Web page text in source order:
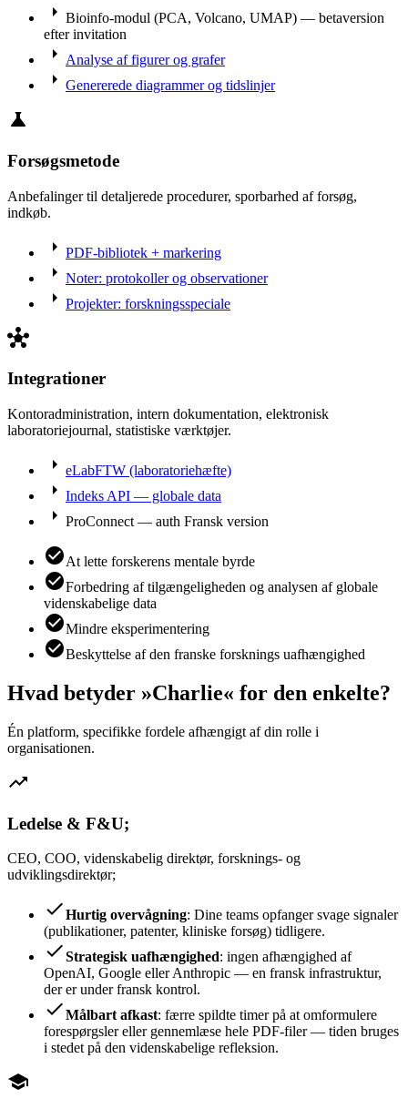
arrow_right Bioinfo-modul (PCA, Volcano, UMAP) — betaversion
efter invitation
arrow_right Analyse af figurer og grafer
arrow_right Genererede diagrammer og tidslinjer
science
Forsøgsmetode
Anbefalinger til detaljerede procedurer, sporbarhed af forsøg,
indkøb.
arrow_right PDF-bibliotek + markering
arrow_right Noter: protokoller og observationer
arrow_right Projekter: forskningsspeciale
hub
Integrationer
Kontoradministration, intern dokumentation, elektronisk
laboratoriejournal, statistiske værktøjer.
arrow_right eLabFTW (laboratoriehæfte)
arrow_right Indeks API — globale data
arrow_right ProConnect — auth Fransk version
check_circleAt lette forskerens mentale byrde
check_circleForbedring af tilgængeligheden og analysen af globale
videnskabelige data
check_circleMindre eksperimentering
check_circleBeskyttelse af den franske forsknings uafhængighed
Hvad betyder »Charlie« for den enkelte?
Én platform, specifikke fordele afhængigt af din rolle i
organisationen.
trending_up
Ledelse & F&U;
CEO, COO, videnskabelig direktør, forsknings- og
udviklingsdirektør;
checkHurtig overvågning: Dine teams opfanger svage signaler
(publikationer, patenter, kliniske forsøg) tidligere.
checkStrategisk uafhængighed: ingen afhængighed af
OpenAI, Google eller Anthropic — en fransk infrastruktur,
der er under fransk kontrol.
checkMålbart afkast: færre spildte timer på at omformulere
forespørgsler eller gennemlæse hele PDF-filer — tiden bruges
i stedet på den videnskabelige refleksion.
school